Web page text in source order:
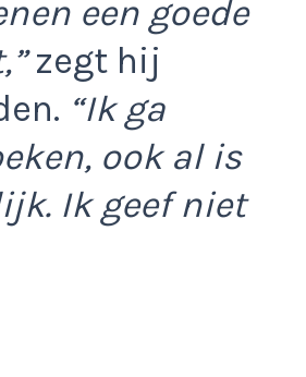
een goede
zegt hij
“Ik ga
ook al is
Ik geef niet